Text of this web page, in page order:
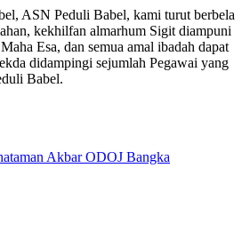
ASN Peduli Babel, kami turut berbela
kekhilfan almarhum Sigit diampuni
Esa, dan semua amal ibadah dapat
didampingi sejumlah Pegawai yang
Babel.
Akbar ODOJ Bangka